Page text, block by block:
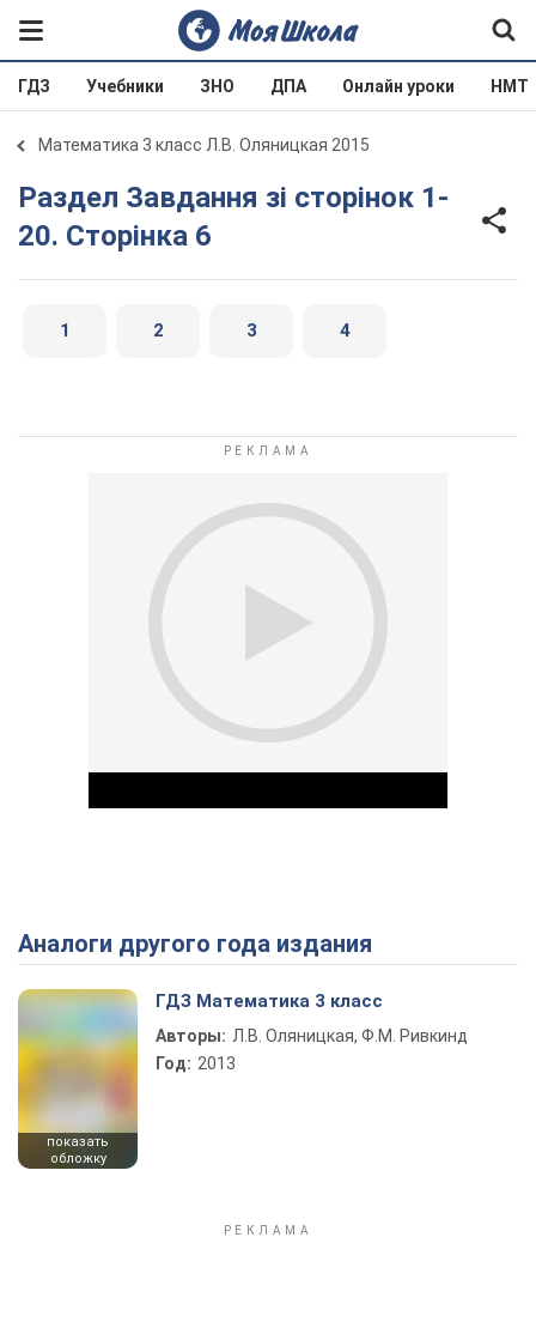
ГДЗ Учебники ЗНО ДПА Онлайн уроки НМТ
Математика 3 класс Л.В. Оляницкая 2015
Раздел Завдання зі сторінок 1-
20. Сторінка 6
1 2 3 4
Play Video
Аналоги другого года издания
показать
обложку
ГДЗ Математика 3 класс
Авторы: Л.В. Оляницкая, Ф.М. Ривкинд
Год: 2013